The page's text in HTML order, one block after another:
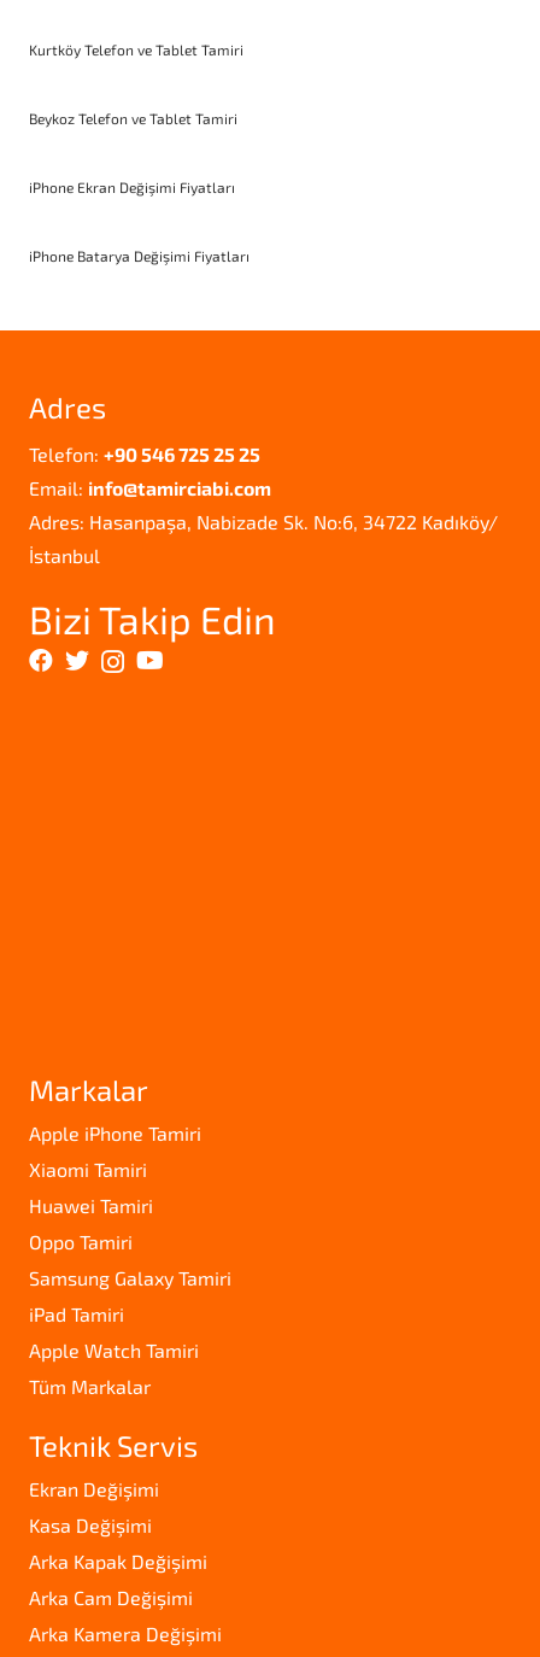
Kurtköy Telefon ve Tablet Tamiri
Beykoz Telefon ve Tablet Tamiri
iPhone Ekran Değişimi Fiyatları
iPhone Batarya Değişimi Fiyatları
Adres
Telefon: +90 546 725 25 25
Email: info@tamirciabi.com
Adres: Hasanpaşa, Nabizade Sk. No:6, 34722 Kadıköy/
İstanbul
Bizi Takip Edin
Markalar
Apple iPhone Tamiri
Xiaomi Tamiri
Huawei Tamiri
Oppo Tamiri
Samsung Galaxy Tamiri
iPad Tamiri
Apple Watch Tamiri
Tüm Markalar
Teknik Servis
Ekran Değişimi
Kasa Değişimi
Arka Kapak Değişimi
Arka Cam Değişimi
Arka Kamera Değişimi